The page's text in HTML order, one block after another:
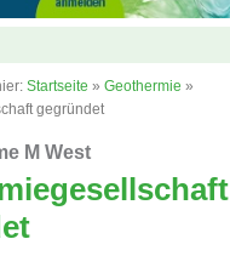
Startseite » Geothermie »
gegründet
M West